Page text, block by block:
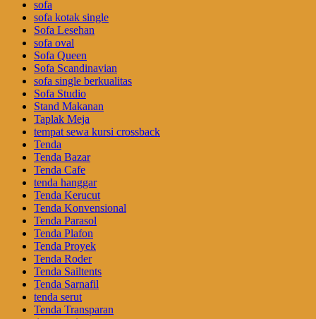
sofa
sofa kotak single
Sofa Lesehan
sofa oval
Sofa Queen
Sofa Scandinavian
sofa single berkualitas
Sofa Studio
Stand Makanan
Taplak Meja
tempat sewa kursi crossback
Tenda
Tenda Bazar
Tenda Cafe
tenda hanggar
Tenda Kerucut
Tenda Konvensional
Tenda Parasol
Tenda Plafon
Tenda Proyek
Tenda Roder
Tenda Sailtents
Tenda Sarnafil
tenda serut
Tenda Transparan